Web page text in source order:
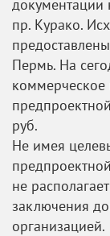
документации
пр. Курако.
Пермь. На
коммерческое
руб.
Не имея
не
заключения
организацией.